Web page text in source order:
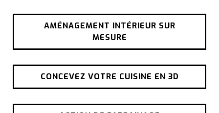
AMÉNAGEMENT INTÉRIEUR SUR
MESURE
CONCEVEZ VOTRE CUISINE EN 3D